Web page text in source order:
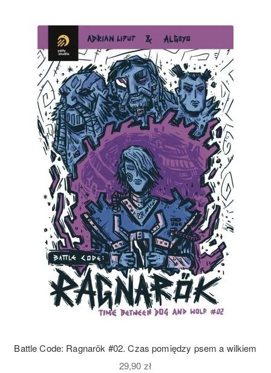
Battle Code: Ragnarök #02. Czas pomiędzy psem a wilkiem
29,90 zł